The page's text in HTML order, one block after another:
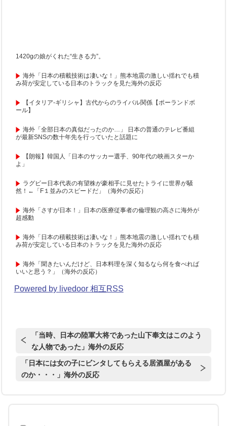
1420gの娘がくれた“生きる力”。
海外「日本の積載技術は凄いな！」熊本地震の激しい揺れでも積
み荷が安定している日本のトラックを見た海外の反応
【イタリア-ギリシャ】古代からのライバル関係【ポーランドボ
ール】
海外「全部日本の真似だったのか…」 日本の普通のテレビ番組
が最新SNSの数十年先を行っていたと話題に
【朗報】韓国人「日本のサッカー選手、90年代の映画スターか
よ」
ラグビー日本代表の有望株が豪相手に見せたトライに世界が騒
然！←「F１並みのスピードだ」（海外の反応）
海外「さすが日本！」日本の医療従事者の倫理観の高さに海外が
超感動
海外「日本の積載技術は凄いな！」熊本地震の激しい揺れでも積
み荷が安定している日本のトラックを見た海外の反応
海外「聞きたいんだけど、日本料理を深く知るなら何を食べれば
いいと思う？」（海外の反応）
Powered by livedoor 相互RSS
「当時、日本の陸軍大将であった山下奉文はこのよう
な人物であった」海外の反応
「日本には女の子にビンタしてもらえる居酒屋がある
のか・・・」海外の反応